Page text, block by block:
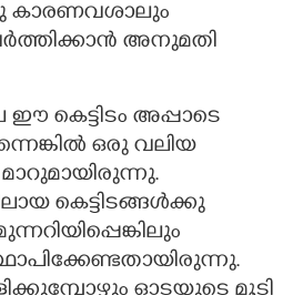
കാരണവശാലും
അനുമതി
ഈ കെട്ടിടം അപ്പാടെ
ഒരു വലിയ
കെട്ടിടങ്ങൾക്കു